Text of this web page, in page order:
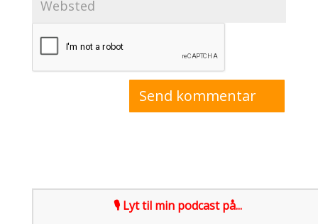
🎙 Lyt til min podcast på...